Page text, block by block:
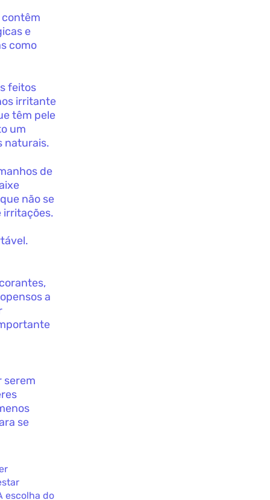
e
como
feitos
irritante
têm pele
um
naturais.
de
não se
irritações.
a
serem
se
escolha do